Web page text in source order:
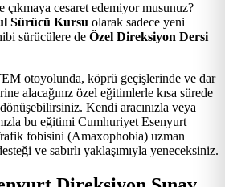
cesaret edemiyor musunuz?
Sürücü Kursu olarak sadece yeni
sürücülere de Özel Direksiyon Dersi
otoyolunda, köprü geçişlerinde ve dar
alacağınız özel eğitimlerle kısa sürede
Kendi aracınızla veya
bu eğitimi Cumhuriyet Esenyurt
fobisini (Amaxophobia) uzman
ve sabırlı yaklaşımıyla yeneceksiniz.